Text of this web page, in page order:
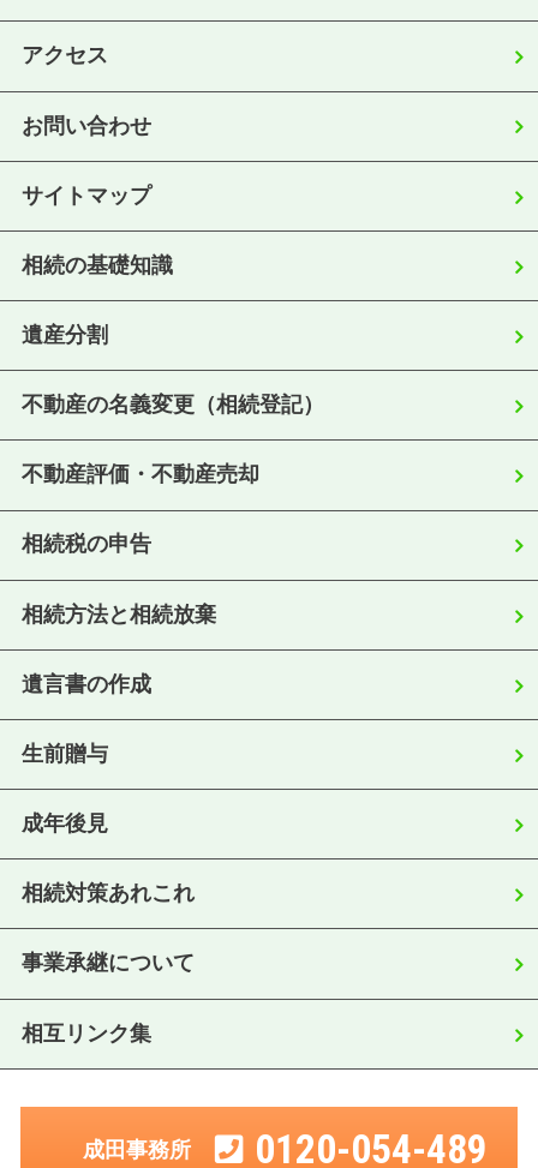
アクセス
お問い合わせ
サイトマップ
相続の基礎知識
遺産分割
不動産の名義変更（相続登記）
不動産評価・不動産売却
相続税の申告
相続方法と相続放棄
遺言書の作成
生前贈与
成年後見
相続対策あれこれ
事業承継について
相互リンク集
成田事務所 0120-054-489